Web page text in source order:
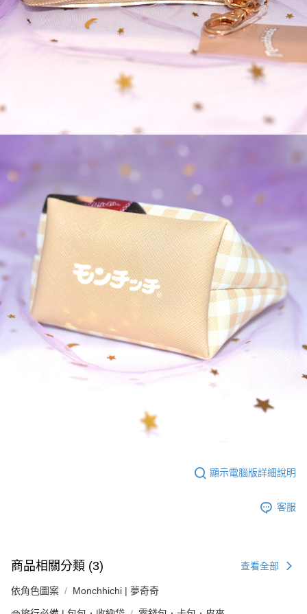
顯示電腦版詳細說明
客服
商品相關分類 (3) 查看全部
依角色圖案 Monchhichi | 夢奇奇